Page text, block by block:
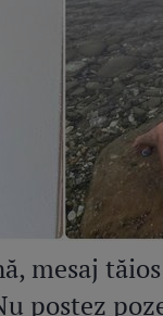
mesaj
postez